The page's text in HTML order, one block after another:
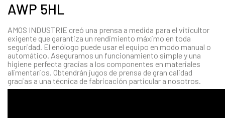
AWP 5HL
AMOS INDUSTRIE creó una prensa a medida para el viticultor
exigente que garantiza un rendimiento máximo en toda
seguridad. El enólogo puede usar el equipo en modo manual o
automático. Aseguramos un funcionamiento simple y una
higiene perfecta gracias a los componentes en materiales
alimentarios. Obtendrán jugos de prensa de gran calidad
gracias a una técnica de fabricación particular a nosotros.